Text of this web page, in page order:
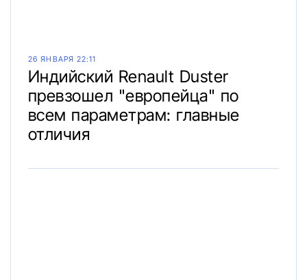
26 ЯНВАРЯ 22:11
Индийский Renault Duster
превзошел "европейца" по
всем параметрам: главные
отличия